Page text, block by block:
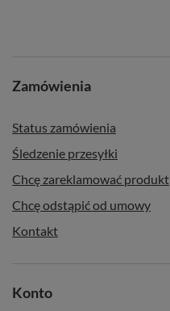
Zamówienia
Status zamówienia
Śledzenie przesyłki
Chcę zareklamować produkt
Chcę odstąpić od umowy
Kontakt
Konto